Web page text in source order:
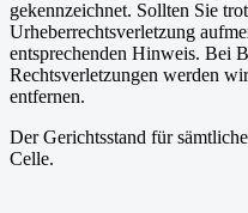
gekennzeichnet. Sollten Sie
Urheberrechtsverletzung
entsprechenden Hinweis. Bei
Rechtsverletzungen werden
entfernen.
Der Gerichtsstand für
Celle.